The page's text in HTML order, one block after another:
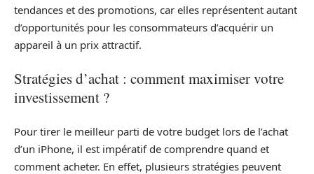
tendances et des promotions, car elles représentent autant
d’opportunités pour les consommateurs d’acquérir un
appareil à un prix attractif.
Stratégies d’achat : comment maximiser votre
investissement ?
Pour tirer le meilleur parti de votre budget lors de l’achat
d’un iPhone, il est impératif de comprendre quand et
comment acheter. En effet, plusieurs stratégies peuvent